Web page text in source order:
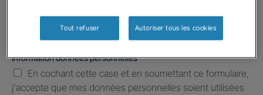
Information données personnelles*
En cochant cette case et en soumettant ce formulaire,
j'accepte que mes données personnelles soient utilisées
Tout refuser Autoriser tous les cookies